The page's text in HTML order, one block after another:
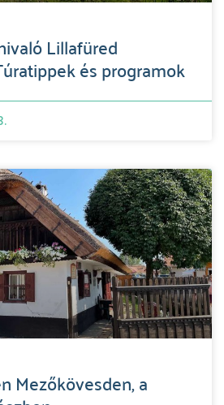
Lillafüred
és programok
Mezőkövesden, a